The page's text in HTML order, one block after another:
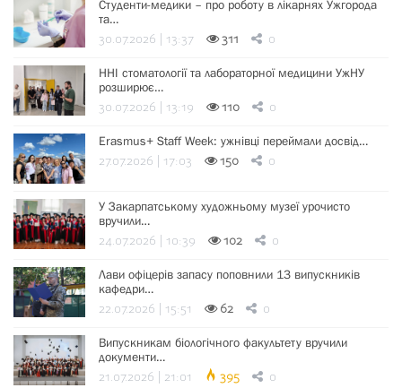
Студенти-медики – про роботу в лікарнях Ужгорода
та…
30.07.2026 | 13:37 311 0
ННІ стоматології та лабораторної медицини УжНУ
розширює…
30.07.2026 | 13:19 110 0
Erasmus+ Staff Week: ужнівці переймали досвід…
27.07.2026 | 17:03 150 0
У Закарпатському художньому музеї урочисто
вручили…
24.07.2026 | 10:39 102 0
Лави офіцерів запасу поповнили 13 випускників
кафедри…
22.07.2026 | 15:51 62 0
Випускникам біологічного факультету вручили
документи…
21.07.2026 | 21:01 395 0